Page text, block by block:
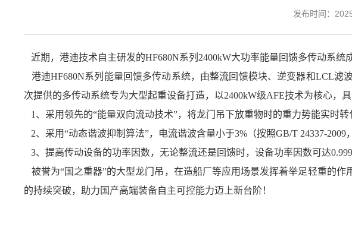
发布时间：
近期，港迪技术自主研发的HF680N系列2400kW大功率能量回馈多传动系统
港迪HF680N系列能量回馈多传动系统，由整流回馈模块、逆变器和LCL
次提供的多传动系统专为大型起重设备打造，以2400kW级AFE技术为核心，具
1 、采用领先的“能量双向流动技术”，将龙门吊下放重物时的重力势能实时
2、采用“动态谐波抑制算法”，电流谐波含量小于3%（按照GB/T
3、提高传动设备的功率因数，无论整流还是回馈时，设备功率因数可达0.999
被誉为“国之重器”的大型龙门吊，在造船厂等应用场景发挥着举足轻重的
的持续突破，助力国产高端装备自主可控能力迈上新台阶！